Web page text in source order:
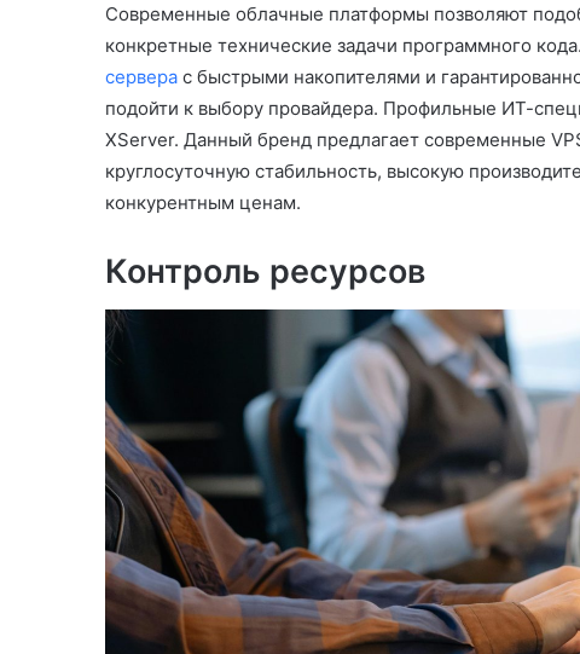
Современные облачные платформы позволяют
конкретные технические задачи программного
сервера с быстрыми накопителями и
подойти к выбору провайдера. Профильные ИТ-
XServer. Данный бренд предлагает современные
круглосуточную стабильность, высокую
конкурентным ценам.
Контроль ресурсов